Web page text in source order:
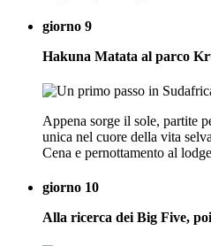
giorno 9
Hakuna Matata al parco
Appena sorge il sole, partite
unica nel cuore della vita
Cena e pernottamento al
giorno 10
Alla ricerca dei Big Five,